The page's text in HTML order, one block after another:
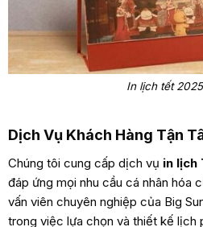
In lịch tết
Dịch Vụ Khách Hàng Tận
Chúng tôi cung cấp dịch vụ in lịch
đáp ứng mọi nhu cầu cá nhân hóa
vấn viên chuyên nghiệp của Big
trong việc lựa chọn và thiết kế lịch